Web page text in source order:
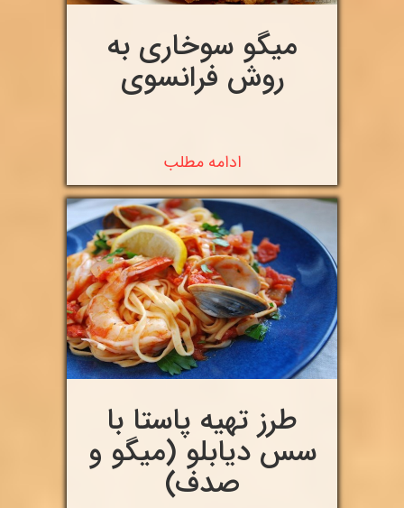
میگو سوخاری به
روش فرانسوی
ادامه مطلب
طرز تهیه پاستا با
سس دیابلو (میگو و
صدف)